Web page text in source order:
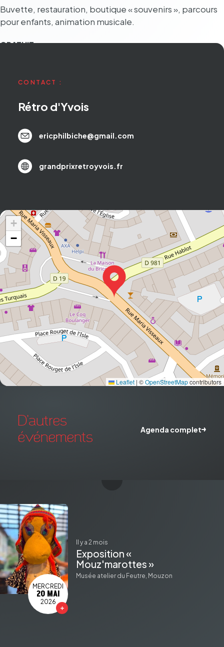
Buvette, restau­ra­tion, boutique « souve­nirs », parcours
pour enfants, anima­tion musi­cale.
GRATUIT
CONTACT :
Rétro d'Yvois
ericphilbiche@gmail.com
grandprixretroyvois.fr
+
−
Leaflet | ©OpenStreetMapcontributors
D'autres
événements
Agenda complet
Exposition «
Mouz'marottes »
il y a 2 mois
Musée atelier du Feutre, Mouzon
MERCREDI
20 MAI
2026